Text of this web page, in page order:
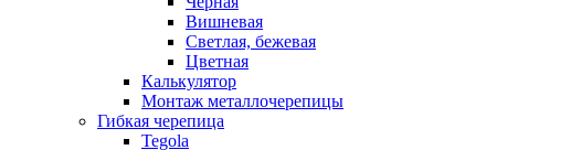
Вишневая
Светлая, бежевая
Цветная
Калькулятор
Монтаж металлочерепицы
Гибкая черепица
Tegola